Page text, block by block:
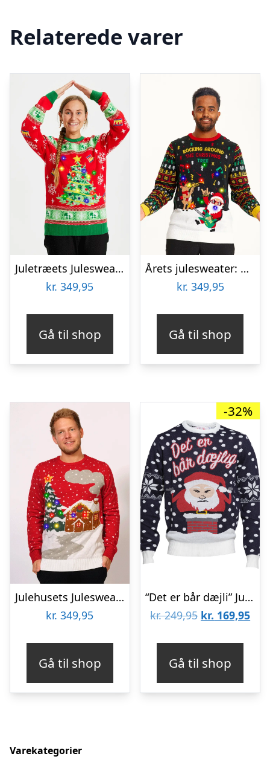
Relaterede varer
Juletræets Julesweater Rød LED – dame / kvinder
kr. 349,95
Gå til shop
Årets julesweater: Rocking Around The Christmas Tree – herre / mænd. Ugly Christmas Sweater lavet i Danmark
kr. 349,95
Gå til shop
Julehusets Julesweater – herre / mænd
kr. 349,95
Gå til shop
-32%
“Det er bår dæjli” Julesweateren
kr.249,95 Den
var:
kr. 249,95.
kr. 169,95Den
kr.
Gå til shop
Varekategorier